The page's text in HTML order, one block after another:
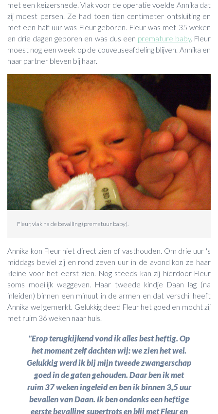
met een keizersnede. Vlak voor de operatie voelde Annika dat
zij moest persen. Ze had toen tien centimeter ontsluiting en
met een half uur was Fleur geboren. Fleur was met 35 weken
en drie dagen geboren en was dus een premature baby. Fleur
moest nog een week op de couveuseafdeling blijven. Annika en
haar partner bleven bij haar.
Fleur, vlak na de bevalling (prematuur baby).
Annika kon Fleur niet direct zien of vasthouden. Om drie uur 's
middags beviel zij en rond zeven uur in de avond kon ze haar
kleine voor het eerst zien. Nog steeds kan zij hierdoor Fleur
soms moeilijk weggeven. Haar tweede kindje Daan lag (na
inleiden) binnen een minuut in de armen en dat verschil heeft
Annika wel gemerkt. Gelukkig deed Fleur het goed en mocht zij
met ruim 36 weken naar huis.
"Erop terugkijkend vond ik alles best heftig. Op
het moment zelf dachten wij: we zien het wel.
Gelukkig werd ik bij mijn tweede zwangerschap
goed in de gaten gehouden. Daar ben ik met
ruim 37 weken ingeleid en ben ik binnen 3,5 uur
bevallen van Daan. Ik ben ondanks een heftige
eerste bevalling supertrots en blij met Fleur en